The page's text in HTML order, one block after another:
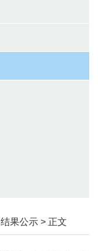
结果公示 > 正文